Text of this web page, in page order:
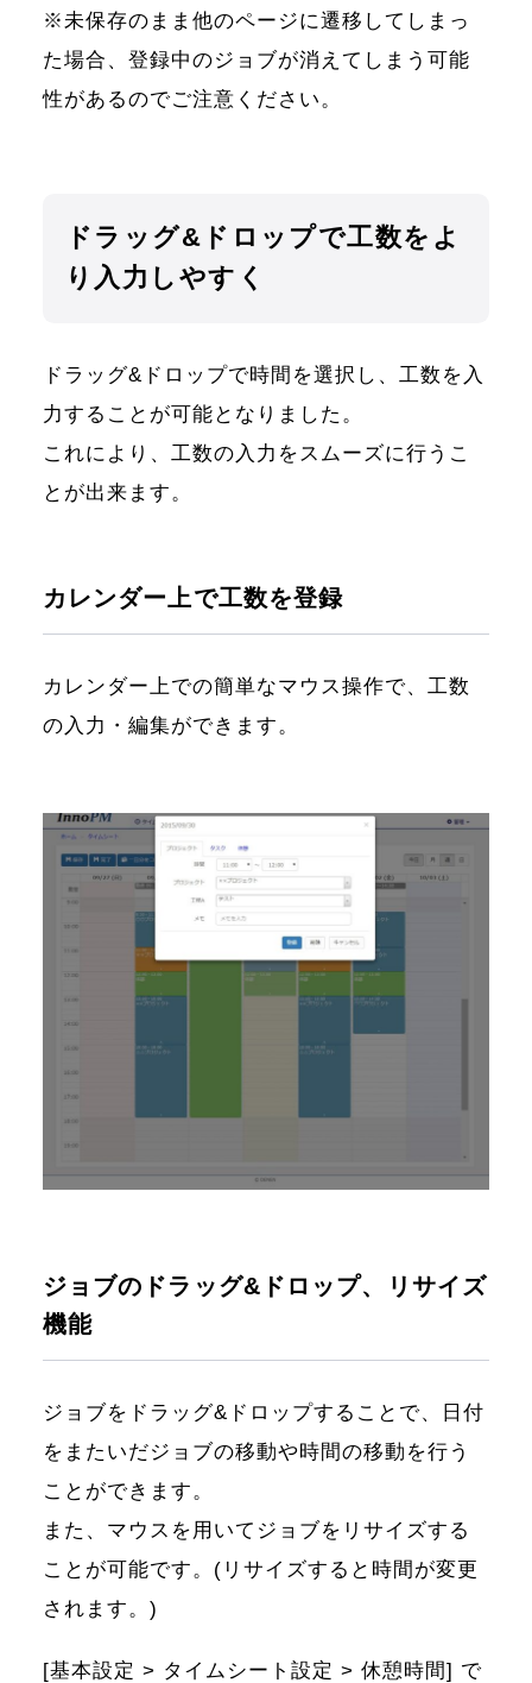
※未保存のまま他のページに遷移してしまっ
た場合、登録中のジョブが消えてしまう可能
性があるのでご注意ください。
ドラッグ&ドロップで工数をよ
り入力しやすく
ドラッグ&ドロップで時間を選択し、工数を入
力することが可能となりました。
これにより、工数の入力をスムーズに行うこ
とが出来ます。
カレンダー上で工数を登録
カレンダー上での簡単なマウス操作で、工数
の入力・編集ができます。
ジョブのドラッグ&ドロップ、リサイズ
機能
ジョブをドラッグ&ドロップすることで、日付
をまたいだジョブの移動や時間の移動を行う
ことができます。
また、マウスを用いてジョブをリサイズする
ことが可能です。(リサイズすると時間が変更
されます。)
[基本設定 > タイムシート設定 > 休憩時間] で